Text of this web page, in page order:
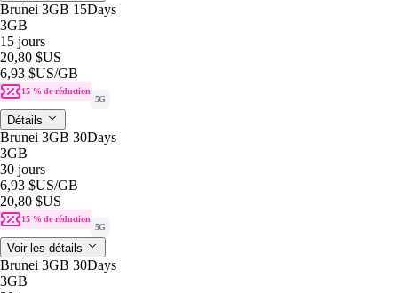
Brunei 3GB 15Days
3GB
15 jours
20,80 $US
6,93 $US/GB
15 % de réduction
5G
Détails
Brunei 3GB 30Days
3GB
30 jours
6,93 $US/GB
20,80 $US
15 % de réduction
5G
Voir les détails
Brunei 3GB 30Days
3GB